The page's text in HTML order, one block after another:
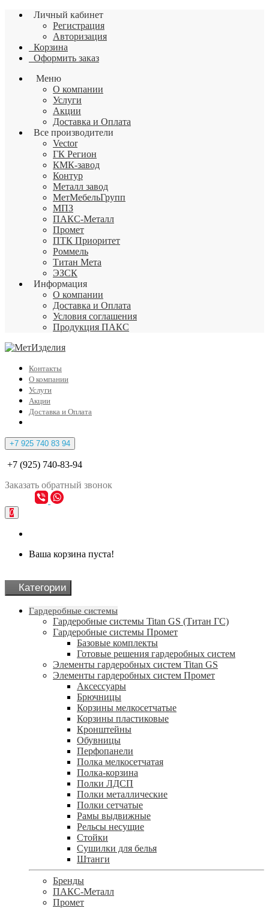
Личный кабинет
Регистрация
Авторизация
Корзина
Оформить заказ
Меню
О компании
Услуги
Акции
Доставка и Оплата
Все производители
Vector
ГК Регион
КМК-завод
Контур
Металл завод
МетМебельГрупп
МПЗ
ПАКС-Металл
Промет
ПТК Приоритет
Роммель
Титан Мета
ЭЗСК
Информация
О компании
Доставка и Оплата
Условия соглашения
Продукция ПАКС
Контакты
О компании
Услуги
Акции
Доставка и Оплата
+7 925 740 83 94
+7 (925) 740-83-94
Заказать обратный звонок
0
Ваша корзина пуста!
Категории
Гардеробные системы
Гардеробные системы Titan GS (Титан ГС)
Гардеробные системы Промет
Базовые комплекты
Готовые решения гардеробных систем
Элементы гардеробных систем Titan GS
Элементы гардеробных систем Промет
Аксессуары
Брючницы
Корзины мелкосетчатые
Корзины пластиковые
Кронштейны
Обувницы
Перфопанели
Полка мелкосетчатая
Полка-корзина
Полки ЛДСП
Полки металлические
Полки сетчатые
Рамы выдвижные
Рельсы несущие
Стойки
Сушилки для белья
Штанги
Бренды
ПАКС-Металл
Промет